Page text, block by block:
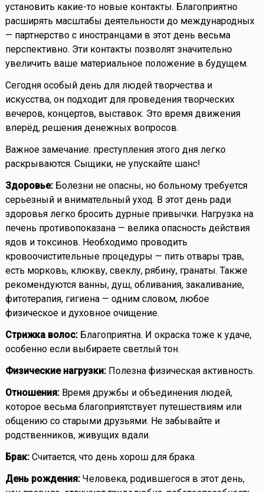
установить какие-то новые контакты. Благоприятно
расширять масштабы деятельности до международных
— партнерство с иностранцами в этот день весьма
перспективно. Эти контакты позволят значительно
увеличить ваше материальное положение в будущем.
Сегодня особый день для людей творчества и
искусства, он подходит для проведения творческих
вечеров, концертов, выставок. Это время движения
вперёд, решения денежных вопросов.
Важное замечание: преступления этого дня легко
раскрываются. Сыщики, не упускайте шанс!
Здоровье:Болезни не опасны, но больному требуется
серьезный и внимательный уход. В этот день ради
здоровья легко бросить дурные привычки. Нагрузка на
печень противопоказана — велика опасность действия
ядов и токсинов. Необходимо проводить
кровоочистительные процедуры — пить отвары трав,
есть морковь, клюкву, свеклу, рябину, гранаты. Также
рекомендуются ванны, душ, обливания, закаливание,
фитотерапия, гигиена — одним словом, любое
физическое и духовное очищение.
Стрижка волос:Благоприятна. И окраска тоже к удаче,
особенно если выбираете светлый тон.
Физические нагрузки:Полезна физическая активность.
Отношения:Время дружбы и объединения людей,
которое весьма благоприятствует путешествиям или
общению со старыми друзьями. Не забывайте и
родственников, живущих вдали.
Брак:Считается, что день хорош для брака.
День рождения:Человека, родившегося в этот день,